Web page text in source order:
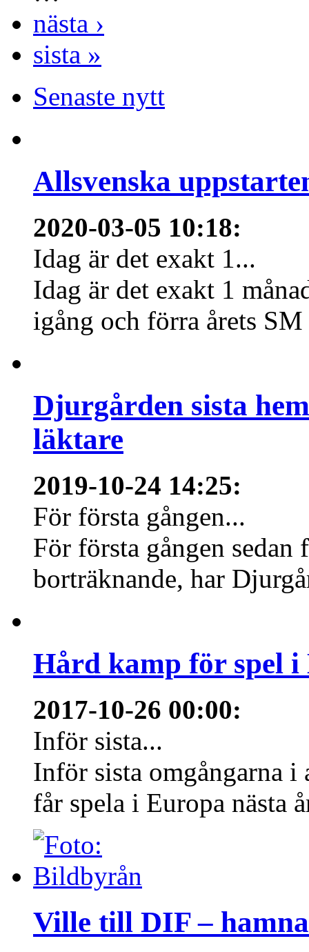
nästa ›
sista »
Senaste nytt
Allsvenska
2020-03-05 10:18:
Idag är det exakt 1...
Idag är det exakt 1
igång och förra årets
Djurgården sista
läktare
2019-10-24 14:25:
För första gången...
För första gången
borträknande, har
Hård kamp för spel i
2017-10-26 00:00:
Inför sista...
Inför sista omgångarna
får spela i Europa nästa
Ville till DIF –